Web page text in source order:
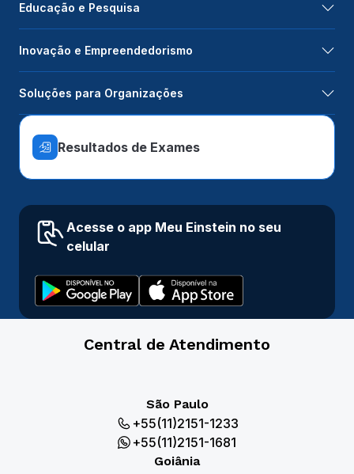
Educação e Pesquisa
Inovação e Empreendedorismo
Soluções para Organizações
Resultados de Exames
Acesse o app Meu Einstein no seu
celular
Central de Atendimento
São Paulo
+55(11)2151-1233
+55(11)2151-1681
Goiânia